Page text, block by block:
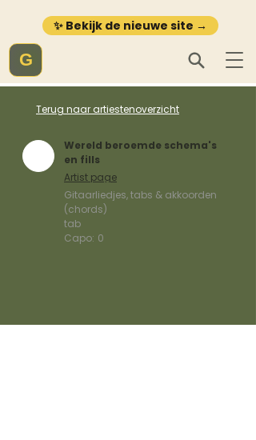
✨ Bekijk de nieuwe site →
G
Terug naar artiestenoverzicht
Wereld beroemde schema's
en fills
Artist page
Gitaarliedjes, tabs & akkoorden
(chords)
tab
Capo: 0